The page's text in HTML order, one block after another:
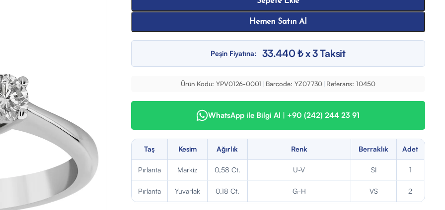
Hemen Satın Al
Peşin Fiyatına: 33.440 ₺ x 3 Taksit
Ürün Kodu: YPV0126-0001 Barcode: YZ07730 Referans: 10450
WhatsApp ile Bilgi Al | +90 (242) 244 23 91
Taş Kesim Ağırlık Renk Berraklık Adet
Pırlanta Markiz 0,58 Ct. U-V SI 1
Pırlanta Yuvarlak 0,18 Ct. G-H VS 2